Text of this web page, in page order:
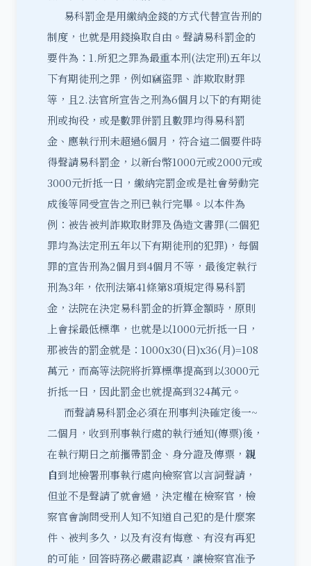
易科罰金是用繳納金錢的方式代替宣告刑的
制度，也就是用錢換取自由。聲請易科罰金的
要件為：1.所犯之罪為最重本刑(法定刑)五年以
下有期徒刑之罪，例如竊盜罪、詐欺取財罪
等，且2.法官所宣告之刑為6個月以下的有期徒
刑或拘役，或是數罪併罰且數罪均得易科罰
金、應執行刑未超過6個月，符合這二個要件時
得聲請易科罰金，以新台幣1000元或2000元或
3000元折抵一日，繳納完罰金或是社會勞動完
成後等同受宣告之刑已執行完畢。以本件為
例：被告被判詐欺取財罪及偽造文書罪(二個犯
罪均為法定刑五年以下有期徒刑的犯罪)，每個
罪的宣告刑為2個月到4個月不等，最後定執行
刑為3年，依刑法第41條第8項規定得易科罰
金，法院在決定易科罰金的折算金額時，原則
上會採最低標準，也就是以1000元折抵一日，
那被告的罰金就是：1000x30(日)x36(月)=108
萬元，而高等法院將折算標準提高到以3000元
折抵一日，因此罰金也就提高到324萬元。
而聲請易科罰金必須在刑事判決確定後一~
二個月，收到刑事執行處的執行通知(傳票)後，
在執行期日之前攜帶罰金、身分證及傳票， 親
自到地檢署刑事執行處向檢察官以言詞聲請，
但並不是聲請了就會過，決定權在檢察官，檢
察官會詢問受刑人知不知道自己犯的是什麼案
件、被判多久，以及有沒有悔意、有沒有再犯
的可能，回答時務必嚴肅認真，讓檢察官准予